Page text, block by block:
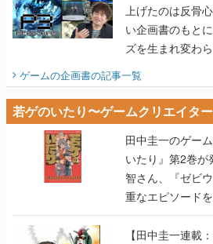
上げたのは反骨
い企画書のもと
ズを生まれ変わ
ゲームの企画書の記事一覧
若ゲのいたり〜ゲームクリエイタ
田中圭一のゲー
いたり』第2巻
智さん、『ゼビ
重なエピソード
【田中圭一連載：